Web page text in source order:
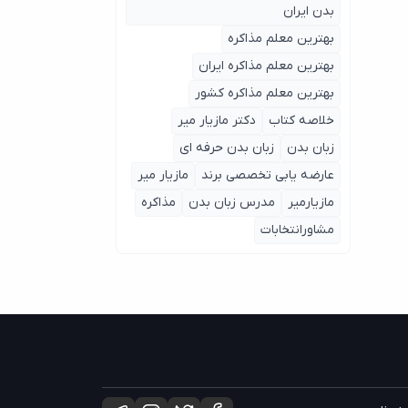
بدن ایران
بهترین معلم مذاکره
بهترین معلم مذاکره ایران
بهترین معلم مذاکره کشور
خلاصه کتاب
دکتر مازیار میر
زبان بدن
زبان بدن حرفه ای
عارضه یابی تخصصی برند
مازیار میر
مازیارمیر
مدرس زبان بدن
مذاکره
مشاورانتخابات